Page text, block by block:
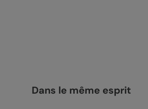
Dans le même esprit